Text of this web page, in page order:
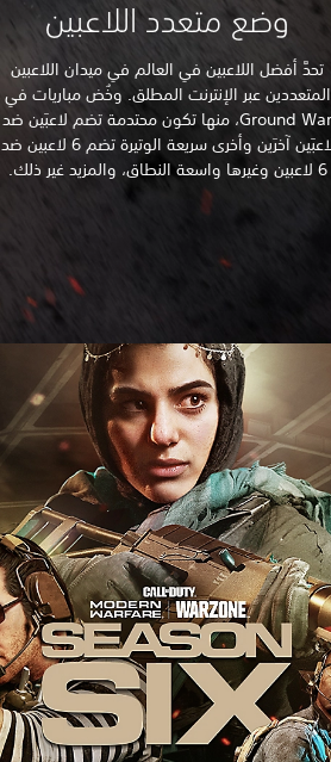
وضع متعدد اللاعبين
تحدَّ أفضل اللاعبين في العالم في ميدان اللاعبين
المتعددين عبر الإنترنت المطلق. وخُض مباريات في
Ground War، منها تكون محتدمة تضم لاعبَين ضد
لاعبَين آخرَين وأخرى سريعة الوتيرة تضم 6 لاعبين ضد
6 لاعبين وغيرها واسعة النطاق، والمزيد غير ذلك.